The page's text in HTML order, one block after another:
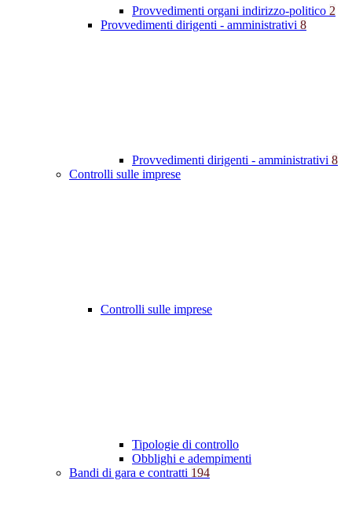
Provvedimenti organi indirizzo-politico 2
Provvedimenti dirigenti - amministrativi 8
Provvedimenti dirigenti - amministrativi 8
Controlli sulle imprese
Controlli sulle imprese
Tipologie di controllo
Obblighi e adempimenti
Bandi di gara e contratti 194